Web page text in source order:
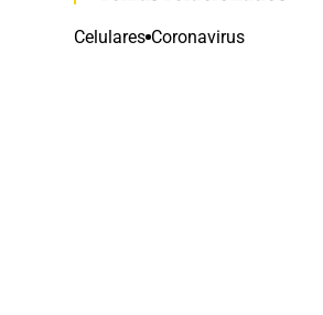
Celulares Coronavirus